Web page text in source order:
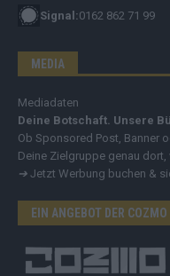
Signal:0162 862 71 99
MEDIA
Mediadaten
Deine Botschaft. Unsere
Ob Sponsored Post, Banner
Deine Zielgruppe genau
➔ Jetzt Werbung buchen &
EIN ANGEBOT DER COZMO